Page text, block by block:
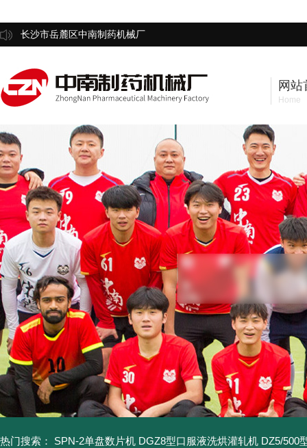
长沙市岳麓区中南制药机械厂
网站
Home
热门搜索： SPN-2单盘数片机 DGZ8型口服液洗烘灌轧机 DZ5/500